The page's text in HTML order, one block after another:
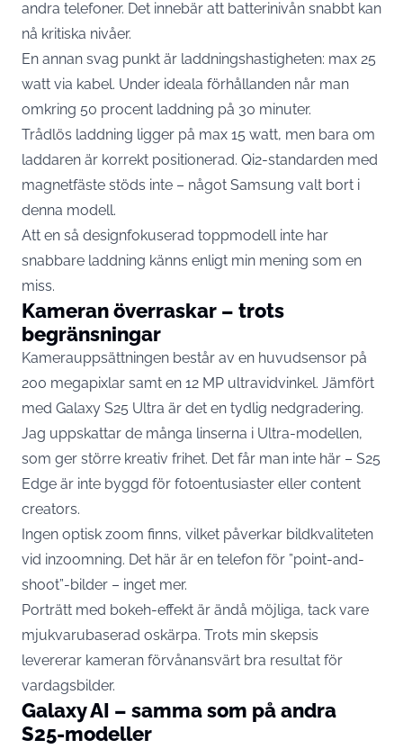
andra telefoner. Det innebär att batterinivån snabbt kan
nå kritiska nivåer.
En annan svag punkt är laddningshastigheten: max 25
watt via kabel. Under ideala förhållanden når man
omkring 50 procent laddning på 30 minuter.
Trådlös laddning ligger på max 15 watt, men bara om
laddaren är korrekt positionerad. Qi2-standarden med
magnetfäste stöds inte – något Samsung valt bort i
denna modell.
Att en så designfokuserad toppmodell inte har
snabbare laddning känns enligt min mening som en
miss.
Kameran överraskar – trots
begränsningar
Kamerauppsättningen består av en huvudsensor på
200 megapixlar samt en 12 MP ultravidvinkel. Jämfört
med Galaxy S25 Ultra är det en tydlig nedgradering.
Jag uppskattar de många linserna i Ultra-modellen,
som ger större kreativ frihet. Det får man inte här – S25
Edge är inte byggd för fotoentusiaster eller content
creators.
Ingen optisk zoom finns, vilket påverkar bildkvaliteten
vid inzoomning. Det här är en telefon för ”point-and-
shoot”-bilder – inget mer.
Porträtt med bokeh-effekt är ändå möjliga, tack vare
mjukvarubaserad oskärpa. Trots min skepsis
levererar kameran förvånansvärt bra resultat för
vardagsbilder.
Galaxy AI – samma som på andra
S25-modeller